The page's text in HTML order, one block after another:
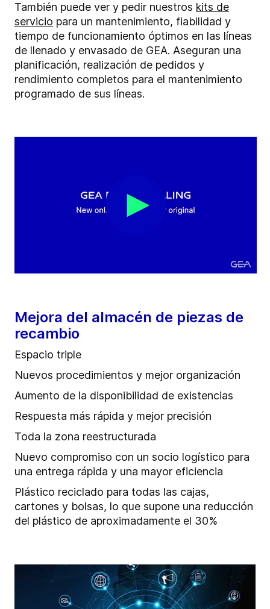
También puede ver y pedir nuestros kits de
servicio para un mantenimiento, fiabilidad y
tiempo de funcionamiento óptimos en las líneas
de llenado y envasado de GEA. Aseguran una
planificación, realización de pedidos y
rendimiento completos para el mantenimiento
programado de sus líneas.
Mejora del almacén de piezas de
recambio
Espacio triple
Nuevos procedimientos y mejor organización
Aumento de la disponibilidad de existencias
Respuesta más rápida y mejor precisión
Toda la zona reestructurada
Nuevo compromiso con un socio logístico para
una entrega rápida y una mayor eficiencia
Plástico reciclado para todas las cajas,
cartones y bolsas, lo que supone una reducción
del plástico de aproximadamente el 30%